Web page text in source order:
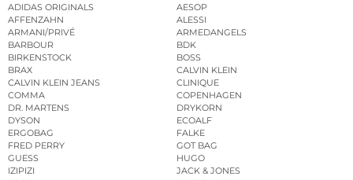
ADIDAS ORIGINALS
AESOP
AFFENZAHN
ALESSI
ARMANI/PRIVÉ
ARMEDANGELS
BARBOUR
BDK
BIRKENSTOCK
BOSS
BRAX
CALVIN KLEIN
CALVIN KLEIN JEANS
CLINIQUE
COMMA
COPENHAGEN
DR. MARTENS
DRYKORN
DYSON
ECOALF
ERGOBAG
FALKE
FRED PERRY
GOT BAG
GUESS
HUGO
IZIPIZI
JACK & JONES